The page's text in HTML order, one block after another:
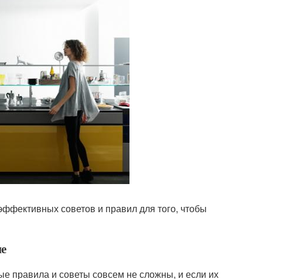
советов и правил для того, чтобы
правила и советы совсем не сложны, и если их